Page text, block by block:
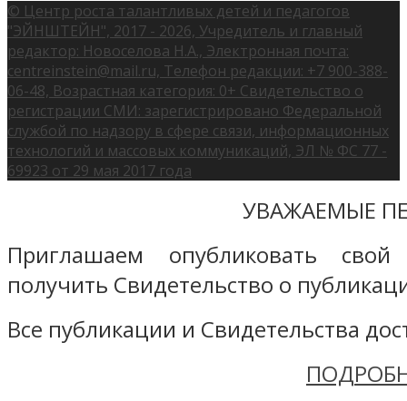
© Центр роста талантливых детей и педагогов
"ЭЙНШТЕЙН", 2017 - 2026, Учредитель и главный
редактор: Новоселова Н.А., Электронная почта:
centreinstein@mail.ru, Телефон редакции: +7 900-388-
06-48, Возрастная категория: 0+ Свидетельство о
регистрации СМИ: зарегистрировано Федеральной
службой по надзору в сфере связи, информационных
технологий и массовых коммуникаций, ЭЛ № ФС 77 -
69923 от 29 мая 2017 года
УВАЖАЕМЫЕ
Приглашаем опубликовать
получить Свидетельство о
Все публикации и Свидетельства